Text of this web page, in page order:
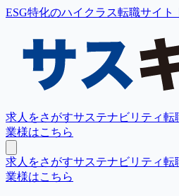
ESG特化のハイクラス転職サイト
求人をさがすサステナビリティ転
業様はこちら
求人をさがすサステナビリティ転
業様はこちら